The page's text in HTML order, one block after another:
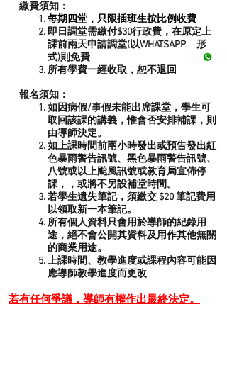
繳費須知：
每期四堂，只限插班生按比例收費
即日調堂需繳付$30行政費，在原定上
課前兩天申請調堂(以WHATSAPP 形
式)則免費
所有學費一經收取，恕不退回
報名須知：
如因病假/事假未能出席課堂，學生可
取回該課的講義，惟會否安排補課，則
由導師決定。
如上課時間前兩小時發出或預告發出紅
色暴雨警告訊號、黑色暴雨警告訊號、
八號或以上颱風訊號或教育局宣佈停
課，，或將不另設補堂時間。
若學生遺失筆記，須繳交 $20 筆記費用
以領取新一本筆記。
所有個人資料只會用於導師的紀錄用
途，絕不會公開其資料及用作其他無關
的商業用途。
上課時間、教學進度或課程內容可能因
應導師教學進度而更改
若有任何爭議，導師有權作出最終決定。